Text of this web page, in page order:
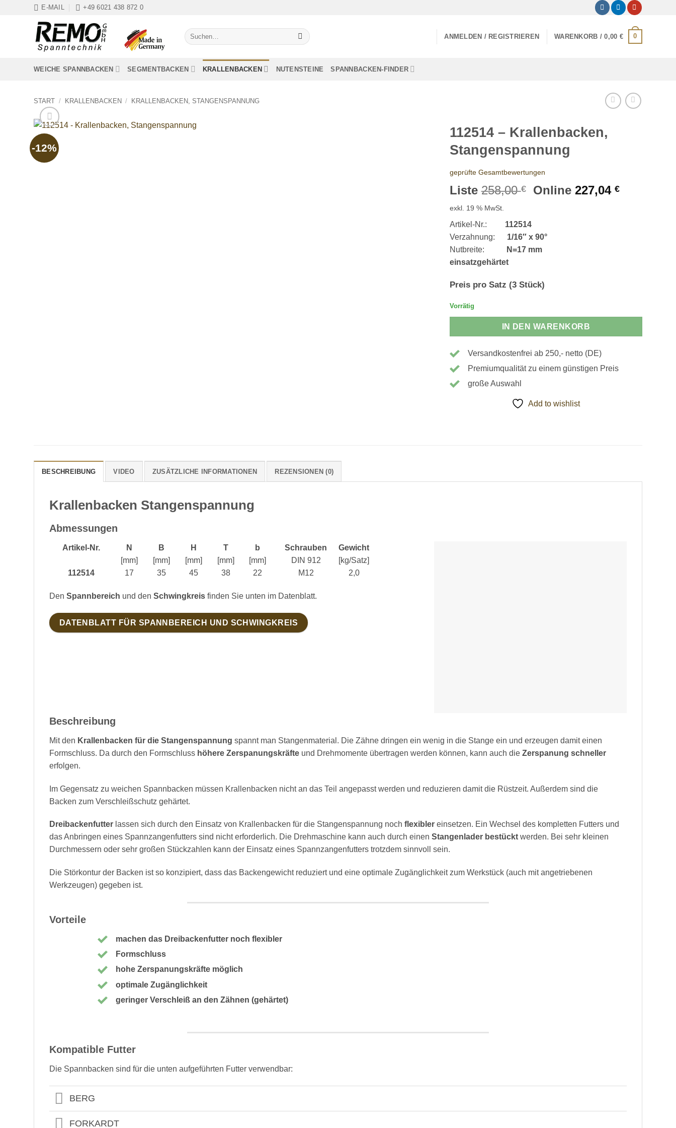
E-MAIL +49 6021 438 872 0
Suchen
nach:
ANMELDEN / REGISTRIEREN WARENKORB /0,00 € 0
WEICHE SPANNBACKEN SEGMENTBACKEN KRALLENBACKEN NUTENSTEINE SPANNBACKEN-FINDER
START / KRALLENBACKEN / KRALLENBACKEN, STANGENSPANNUNG
-12%
112514 – Krallenbacken,
Stangenspannung
geprüfte Gesamtbewertungen
Liste 258,00€
Ursprünglicher
Online 227,04 €Aktueller
exkl. 19 % MwSt.
Artikel-Nr.: 112514
Verzahnung: 1/16″ x 90°
Nutbreite:
N=17 mm
einsatzgehärtet
Preis pro Satz (3 Stück)
Vorrätig
IN DEN WARENKORB
Versandkostenfrei ab 250,- netto (DE)
Premiumqualität zu einem günstigen Preis
große Auswahl
Add to wishlist
BESCHREIBUNG VIDEO ZUSÄTZLICHE INFORMATIONEN REZENSIONEN (0)
Krallenbacken Stangenspannung
Abmessungen
Artikel-Nr.
112514
N
[mm]
17
B
[mm]
35
H
[mm]
45
T
[mm]
38
b
[mm]
22
Schrauben
DIN 912
M12
Gewicht
[kg/Satz]
2,0
Den Spannbereich und den Schwingkreis finden Sie unten im Datenblatt.
DATENBLATT FÜR SPANNBEREICH UND SCHWINGKREIS
Beschreibung
Mit den Krallenbacken für die Stangenspannung spannt man Stangenmaterial. Die Zähne dringen ein wenig in die Stange ein und erzeugen damit einen
Formschluss. Da durch den Formschluss höhere Zerspanungskräfte und Drehmomente übertragen werden können, kann auch die Zerspanung schneller
erfolgen.
Im Gegensatz zu weichen Spannbacken müssen Krallenbacken nicht an das Teil angepasst werden und reduzieren damit die Rüstzeit. Außerdem sind die
Backen zum Verschleißschutz gehärtet.
Dreibackenfutter lassen sich durch den Einsatz von Krallenbacken für die Stangenspannung noch flexibler einsetzen. Ein Wechsel des kompletten Futters und
das Anbringen eines Spannzangenfutters sind nicht erforderlich. Die Drehmaschine kann auch durch einen Stangenlader bestückt werden. Bei sehr kleinen
Durchmessern oder sehr großen Stückzahlen kann der Einsatz eines Spannzangenfutters trotzdem sinnvoll sein.
Die Störkontur der Backen ist so konzipiert, dass das Backengewicht reduziert und eine optimale Zugänglichkeit zum Werkstück (auch mit angetriebenen
Werkzeugen) gegeben ist.
Vorteile
machen das Dreibackenfutter noch flexibler
Formschluss
hohe Zerspanungskräfte möglich
optimale Zugänglichkeit
geringer Verschleiß an den Zähnen (gehärtet)
Kompatible Futter
Die Spannbacken sind für die unten aufgeführten Futter verwendbar:
BERG
FORKARDT